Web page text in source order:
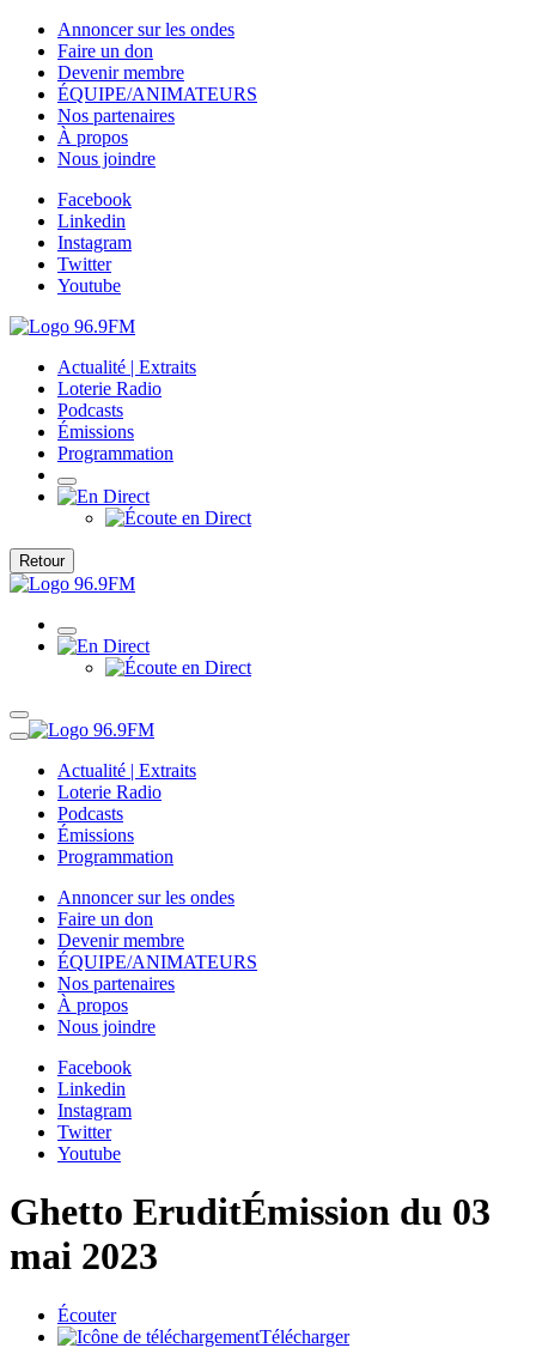
Annoncer sur les ondes
Faire un don
Devenir membre
ÉQUIPE/ANIMATEURS
Nos partenaires
À propos
Nous joindre
Facebook
Linkedin
Instagram
Twitter
Youtube
Actualité | Extraits
Loterie Radio
Podcasts
Émissions
Programmation
Retour
Actualité | Extraits
Loterie Radio
Podcasts
Émissions
Programmation
Annoncer sur les ondes
Faire un don
Devenir membre
ÉQUIPE/ANIMATEURS
Nos partenaires
À propos
Nous joindre
Facebook
Linkedin
Instagram
Twitter
Youtube
Ghetto EruditÉmission du 03
mai 2023
Écouter
Télécharger